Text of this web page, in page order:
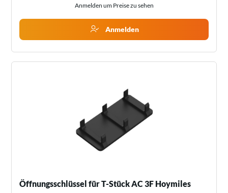
Anmelden um Preise zu sehen
Anmelden
Öffnungsschlüssel für T-Stück AC 3F Hoymiles